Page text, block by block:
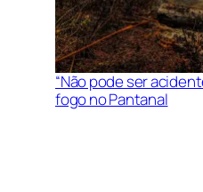
“Não pode ser
fogo no Pantanal